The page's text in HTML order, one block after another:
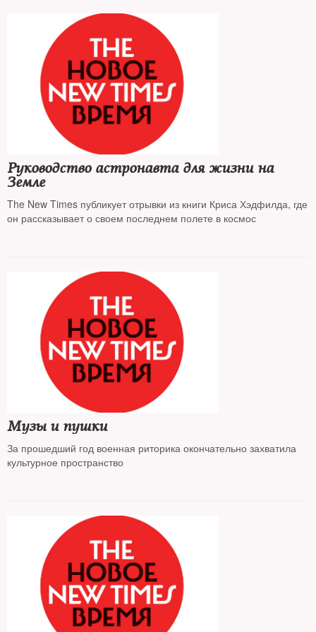
Руководство астронавта для жизни на
Земле
The New Times публикует отрывки из книги Криса Хэдфилда, где
он рассказывает о своем последнем полете в космос
Музы и пушки
За прошедший год военная риторика окончательно захватила
культурное пространство